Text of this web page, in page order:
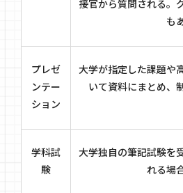
接官から質問される。
も
プレゼ
ンテー
ション
大学が指定した課題や
いて資料にまとめ、
学科試
験
大学独自の筆記試験を
れる場